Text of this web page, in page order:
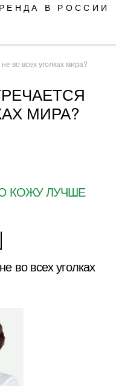
В РОССИИ
во всех уголках мира?
МИРА?
КОЖУ ЛУЧШЕ
во всех уголках